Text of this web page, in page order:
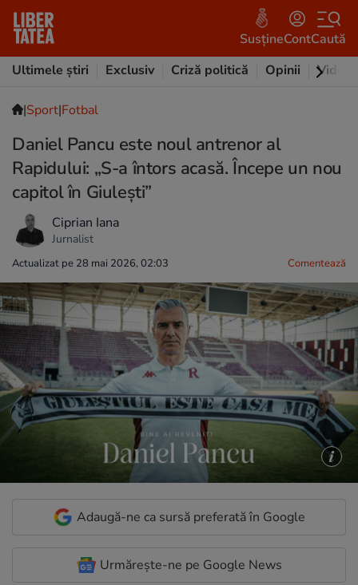
SusțineContCaută
Ultimele știri
Exclusiv Criză politică Opinii Video
|Sport|Fotbal
Daniel Pancu este noul antrenor al
Rapidului: „S-a întors acasă. Începe un nou
capitol în Giulești”
Ciprian Iana
Jurnalist
Actualizat pe 28 mai 2026, 02:03 Comentează
Adaugă-ne ca sursă preferată în Google
Urmărește-ne pe Google News